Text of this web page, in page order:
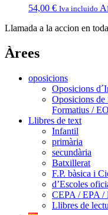
54,00 € Iva incluido
Llamada a la accion en
Àrees
oposicions
Oposicions
Oposicions
Formatius /
Llibres de text
Infantil
primària
secundària
Batxillerat
F.P. bàsica i
d’Escoles
CEPA / EPA /
Llibres de